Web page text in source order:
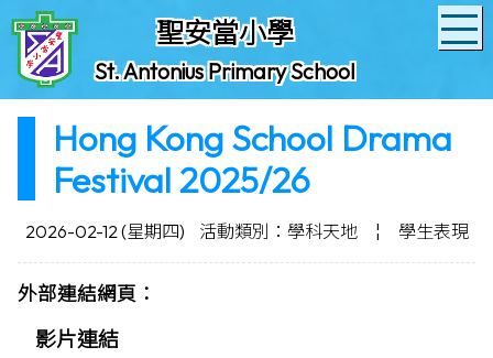
聖安當小學
St. Antonius Primary School
Hong Kong School Drama
Festival 2025/26
2026-02-12 (星期四) 活動類別：學科天地 ¦ 學生表現
外部連結網頁：
影片連結